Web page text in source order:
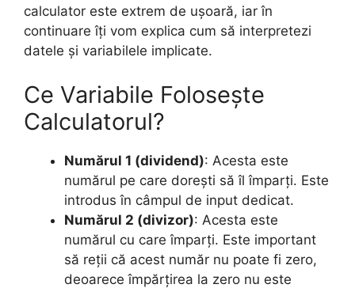
calculator este extrem de ușoară, iar în
continuare îți vom explica cum să interpretezi
datele și variabilele implicate.
Ce Variabile Folosește
Calculatorul?
Numărul 1 (dividend): Acesta este
numărul pe care dorești să îl împarți. Este
introdus în câmpul de input dedicat.
Numărul 2 (divizor): Acesta este
numărul cu care împarți. Este important
să reții că acest număr nu poate fi zero,
deoarece împărțirea la zero nu este